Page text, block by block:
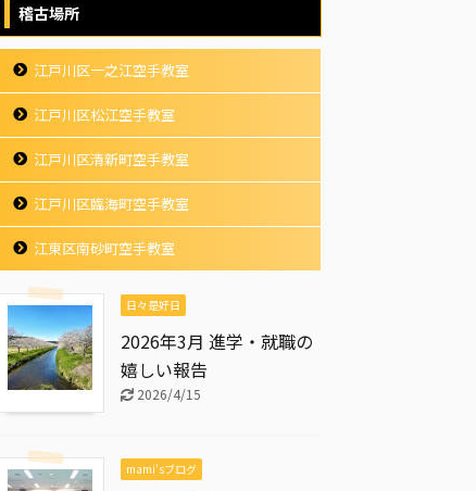
稽古場所
江戸川区一之江空手教室
江戸川区松江空手教室
江戸川区清新町空手教室
江戸川区臨海町空手教室
江東区南砂町空手教室
日々是好日
2026年3月 進学・就職の
嬉しい報告
2026/4/15
mami'sブログ